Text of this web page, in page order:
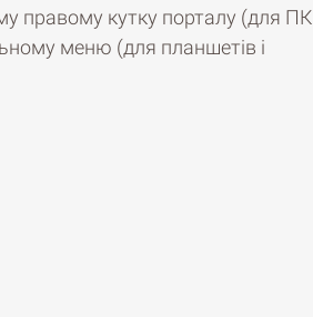
правому кутку порталу (для ПК
меню (для планшетів і